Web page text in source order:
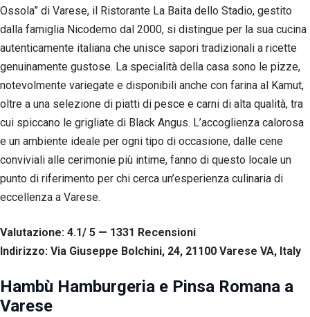
Ossola” di Varese, il Ristorante La Baita dello Stadio, gestito
dalla famiglia Nicodemo dal 2000, si distingue per la sua cucina
autenticamente italiana che unisce sapori tradizionali a ricette
genuinamente gustose. La specialità della casa sono le pizze,
notevolmente variegate e disponibili anche con farina al Kamut,
oltre a una selezione di piatti di pesce e carni di alta qualità, tra
cui spiccano le grigliate di Black Angus. L’accoglienza calorosa
e un ambiente ideale per ogni tipo di occasione, dalle cene
conviviali alle cerimonie più intime, fanno di questo locale un
punto di riferimento per chi cerca un’esperienza culinaria di
eccellenza a Varese.
Valutazione: 4.1/ 5 — 1331 Recensioni
Indirizzo: Via Giuseppe Bolchini, 24, 21100 Varese VA, Italy
Hambù Hamburgeria e Pinsa Romana a
Varese